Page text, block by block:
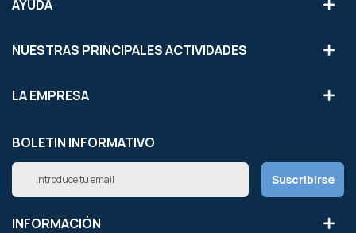
AYUDA
NUESTRAS PRINCIPALES ACTIVIDADES
LA EMPRESA
BOLETIN INFORMATIVO
Inscríbete
nuestro
boletín
Suscribirse
INFORMACIÓN